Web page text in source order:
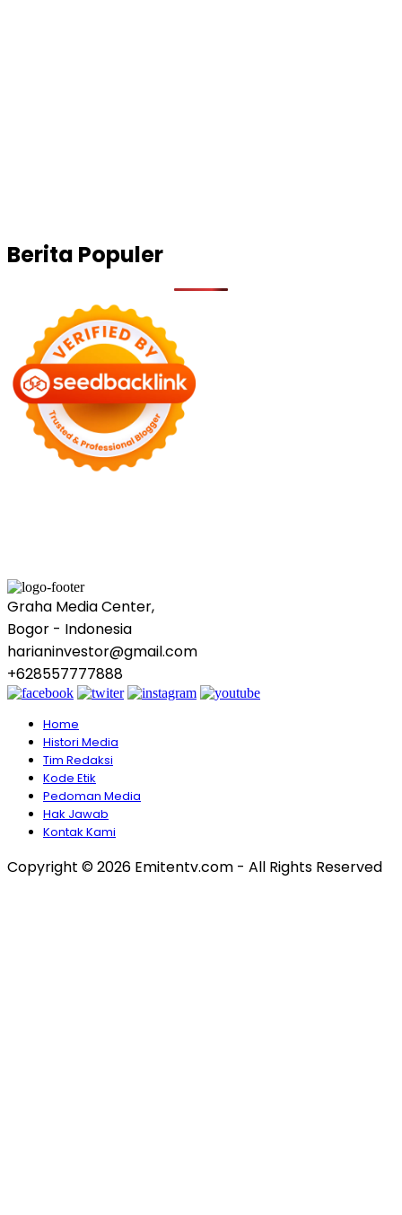
Berita Populer
Graha Media Center,
Bogor - Indonesia
harianinvestor@gmail.com
+628557777888
Home
Histori Media
Tim Redaksi
Kode Etik
Pedoman Media
Hak Jawab
Kontak Kami
Copyright © 2026 Emitentv.com - All Rights Reserved